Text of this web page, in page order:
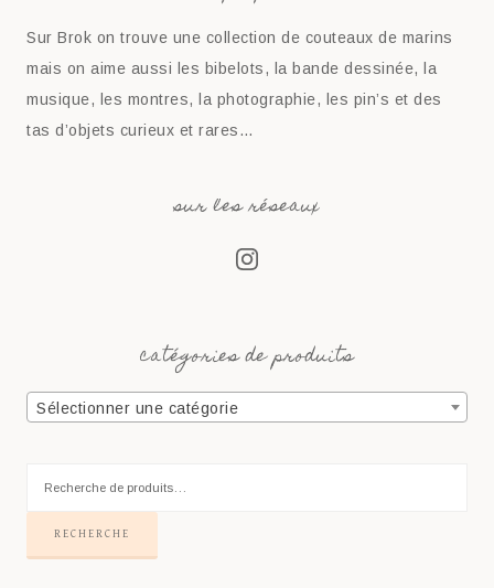
Sur Brok on trouve une collection de couteaux de marins
mais on aime aussi les bibelots, la bande dessinée, la
musique, les montres, la photographie, les pin’s et des
tas d’objets curieux et rares…
sur les réseaux
catégories de produits
Sélectionner une catégorie
RECHERCHE